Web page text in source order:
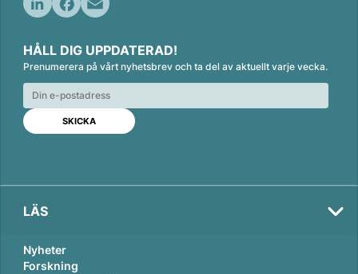
n
k
e
d
n
c
e
b
o
o
k
a
i
l
HÅLL DIG UPPDATERAD!
Prenumerera på vårt nyhetsbrev och ta del av aktuellt varje vecka.
LÄS
Nyheter
Forskning